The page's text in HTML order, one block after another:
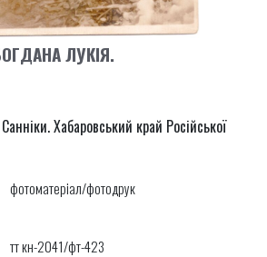
ЛУКІЯ.
Хабаровський край Російської
фотоматеріал/фотодрук
тт кн-2041/фт-423